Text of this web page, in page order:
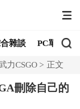
雜談 PC單機
力CSGO 正文
刪除自己的